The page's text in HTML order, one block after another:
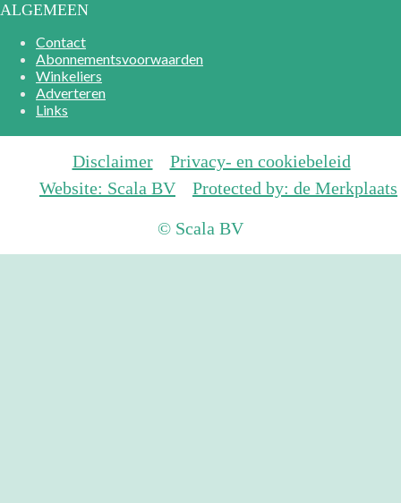
ALGEMEEN
Contact
Abonnementsvoorwaarden
Winkeliers
Adverteren
Links
Disclaimer
Privacy- en cookiebeleid
Website: Scala BV
Protected by: de Merkplaats
© Scala BV